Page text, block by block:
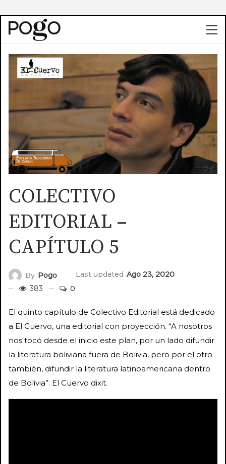
COLECTIVO
EDITORIAL –
CAPÍTULO 5
By Pogo Last updated Ago 23, 2020
383
0
El quinto capítulo de Colectivo Editorial está dedicado
a El Cuervo, una editorial con proyección. “A nosotros
nos tocó desde el inicio este plan, por un lado difundir
la literatura boliviana fuera de Bolivia, pero por el otro
también, difundir la literatura latinoamericana dentro
de Bolivia”. El Cuervo dixit.